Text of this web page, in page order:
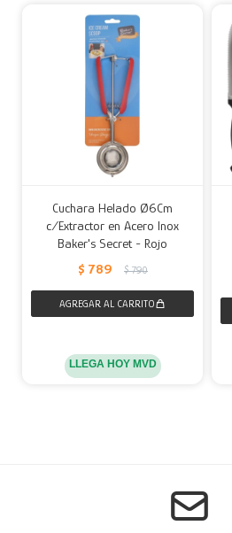
Cuchara Helado Ø6Cm
c/Extractor en Acero Inox
Baker's Secret - Rojo
$ 789 $ 790
LLEGA HOY MVD